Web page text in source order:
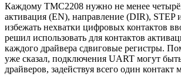
Каждому TMC2208 нужно не менее
активация (EN), направление (DIR),
избежать нехватки цифровых контактов
решил использовать для контактов
каждого драйвера сдвиговые регистры.
уже сказал, подключения UART могут
драйверов, задействуя всего один контакт